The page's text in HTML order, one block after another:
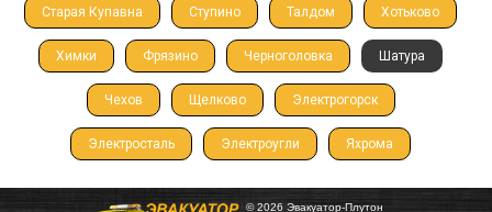
Старая Купавна Ступино Талдом Хотьково
Химки Фрязино Черноголовка Шатура
Чехов Щелково Электрогорск
Электросталь Электроугли Яхрома
© 2026 Эвакуатор-Плутон